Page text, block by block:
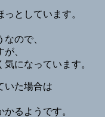
としています。
ので、
、
になっています。
いた場合は
るようです。